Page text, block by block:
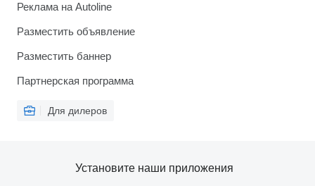
Реклама на Autoline
Разместить объявление
Разместить баннер
Партнерская программа
Для дилеров
Установите наши приложения